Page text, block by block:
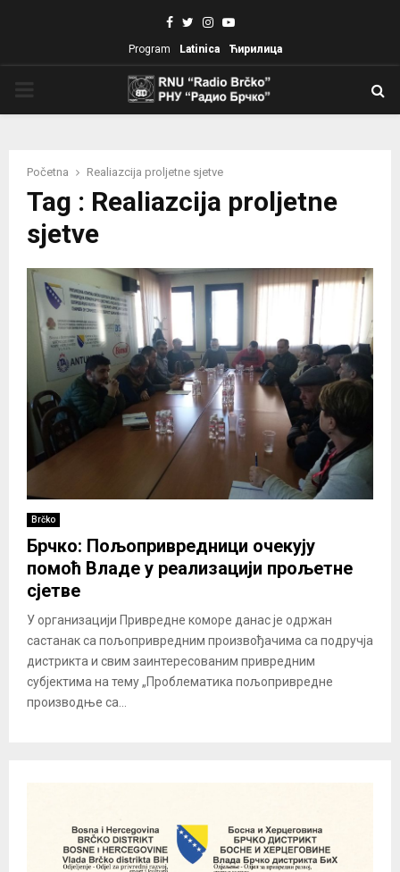
Facebook
TwitterInstagram
Youtube
Program Latinica Ћирилица
Početna Realiazcija proljetne sjetve
Tag : Realiazcija proljetne
sjetve
Brčko
Брчко: Пољопривредници очекују
помоћ Владе у реализацији прољетне
сјетве
У организацији Привредне коморе данас je одржан
састанак са пољопривредним произвођачима са подручја
дистрикта и свим заинтересованим привредним
субјектима на тему „Проблематика пољопривредне
производње са...